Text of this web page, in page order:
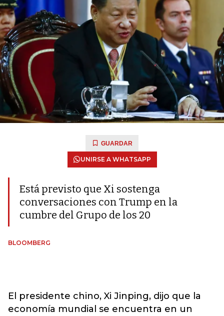
GUARDAR
UNIRSE A WHATSAPP
Está previsto que Xi sostenga
conversaciones con Trump en la
cumbre del Grupo de los 20
BLOOMBERG
El presidente chino, Xi Jinping, dijo que la
economía mundial se encuentra en un